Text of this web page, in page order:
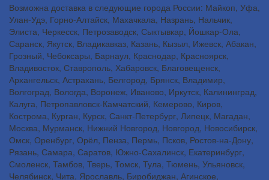
Возможна доставка в следующие города России: Майкоп, Уфа,
Улан-Удэ, Горно-Алтайск, Махачкала, Назрань, Нальчик,
Элиста, Черкесск, Петрозаводск, Сыктывкар, Йошкар-Ола,
Саранск, Якутск, Владикавказ, Казань, Кызыл, Ижевск, Абакан,
Грозный, Чебоксары, Барнаул, Краснодар, Красноярск,
Владивосток, Ставрополь, Хабаровск, Благовещенск,
Архангельск, Астрахань, Белгород, Брянск, Владимир,
Волгоград, Вологда, Воронеж, Иваново, Иркутск, Калининград,
Калуга, Петропавловск-Камчатский, Кемерово, Киров,
Кострома, Курган, Курск, Санкт-Петербург, Липецк, Магадан,
Москва, Мурманск, Нижний Новгород, Новгород, Новосибирск,
Омск, Оренбург, Орёл, Пенза, Пермь, Псков, Ростов-на-Дону,
Рязань, Самара, Саратов, Южно-Сахалинск, Екатеринбург,
Смоленск, Тамбов, Тверь, Томск, Тула, Тюмень, Ульяновск,
Челябинск, Чита, Ярославль, Биробиджан, Агинское,